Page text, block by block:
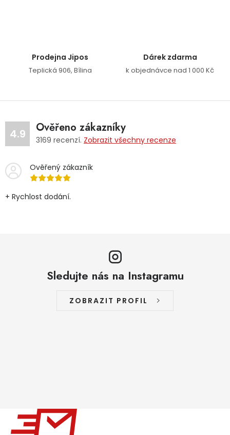
Prodejna Jipos
Teplická 906, Bílina
Dárek zdarma
k objednávce nad 1 000 Kč
4.9 Ověřeno zákazníky
3169 recenzí. Zobrazit všechny recenze
Ověřený zákazník
+ Rychlost dodání.
Sledujte nás na Instagramu
ZOBRAZIT PROFIL